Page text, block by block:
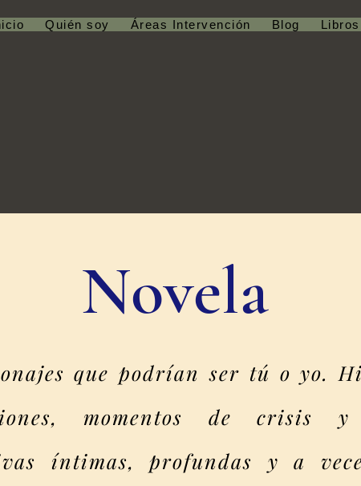
Quién soy Áreas Intervención Blog Libros
Novela
que podrían ser tú o yo.
momentos de crisis y
íntimas, profundas y a